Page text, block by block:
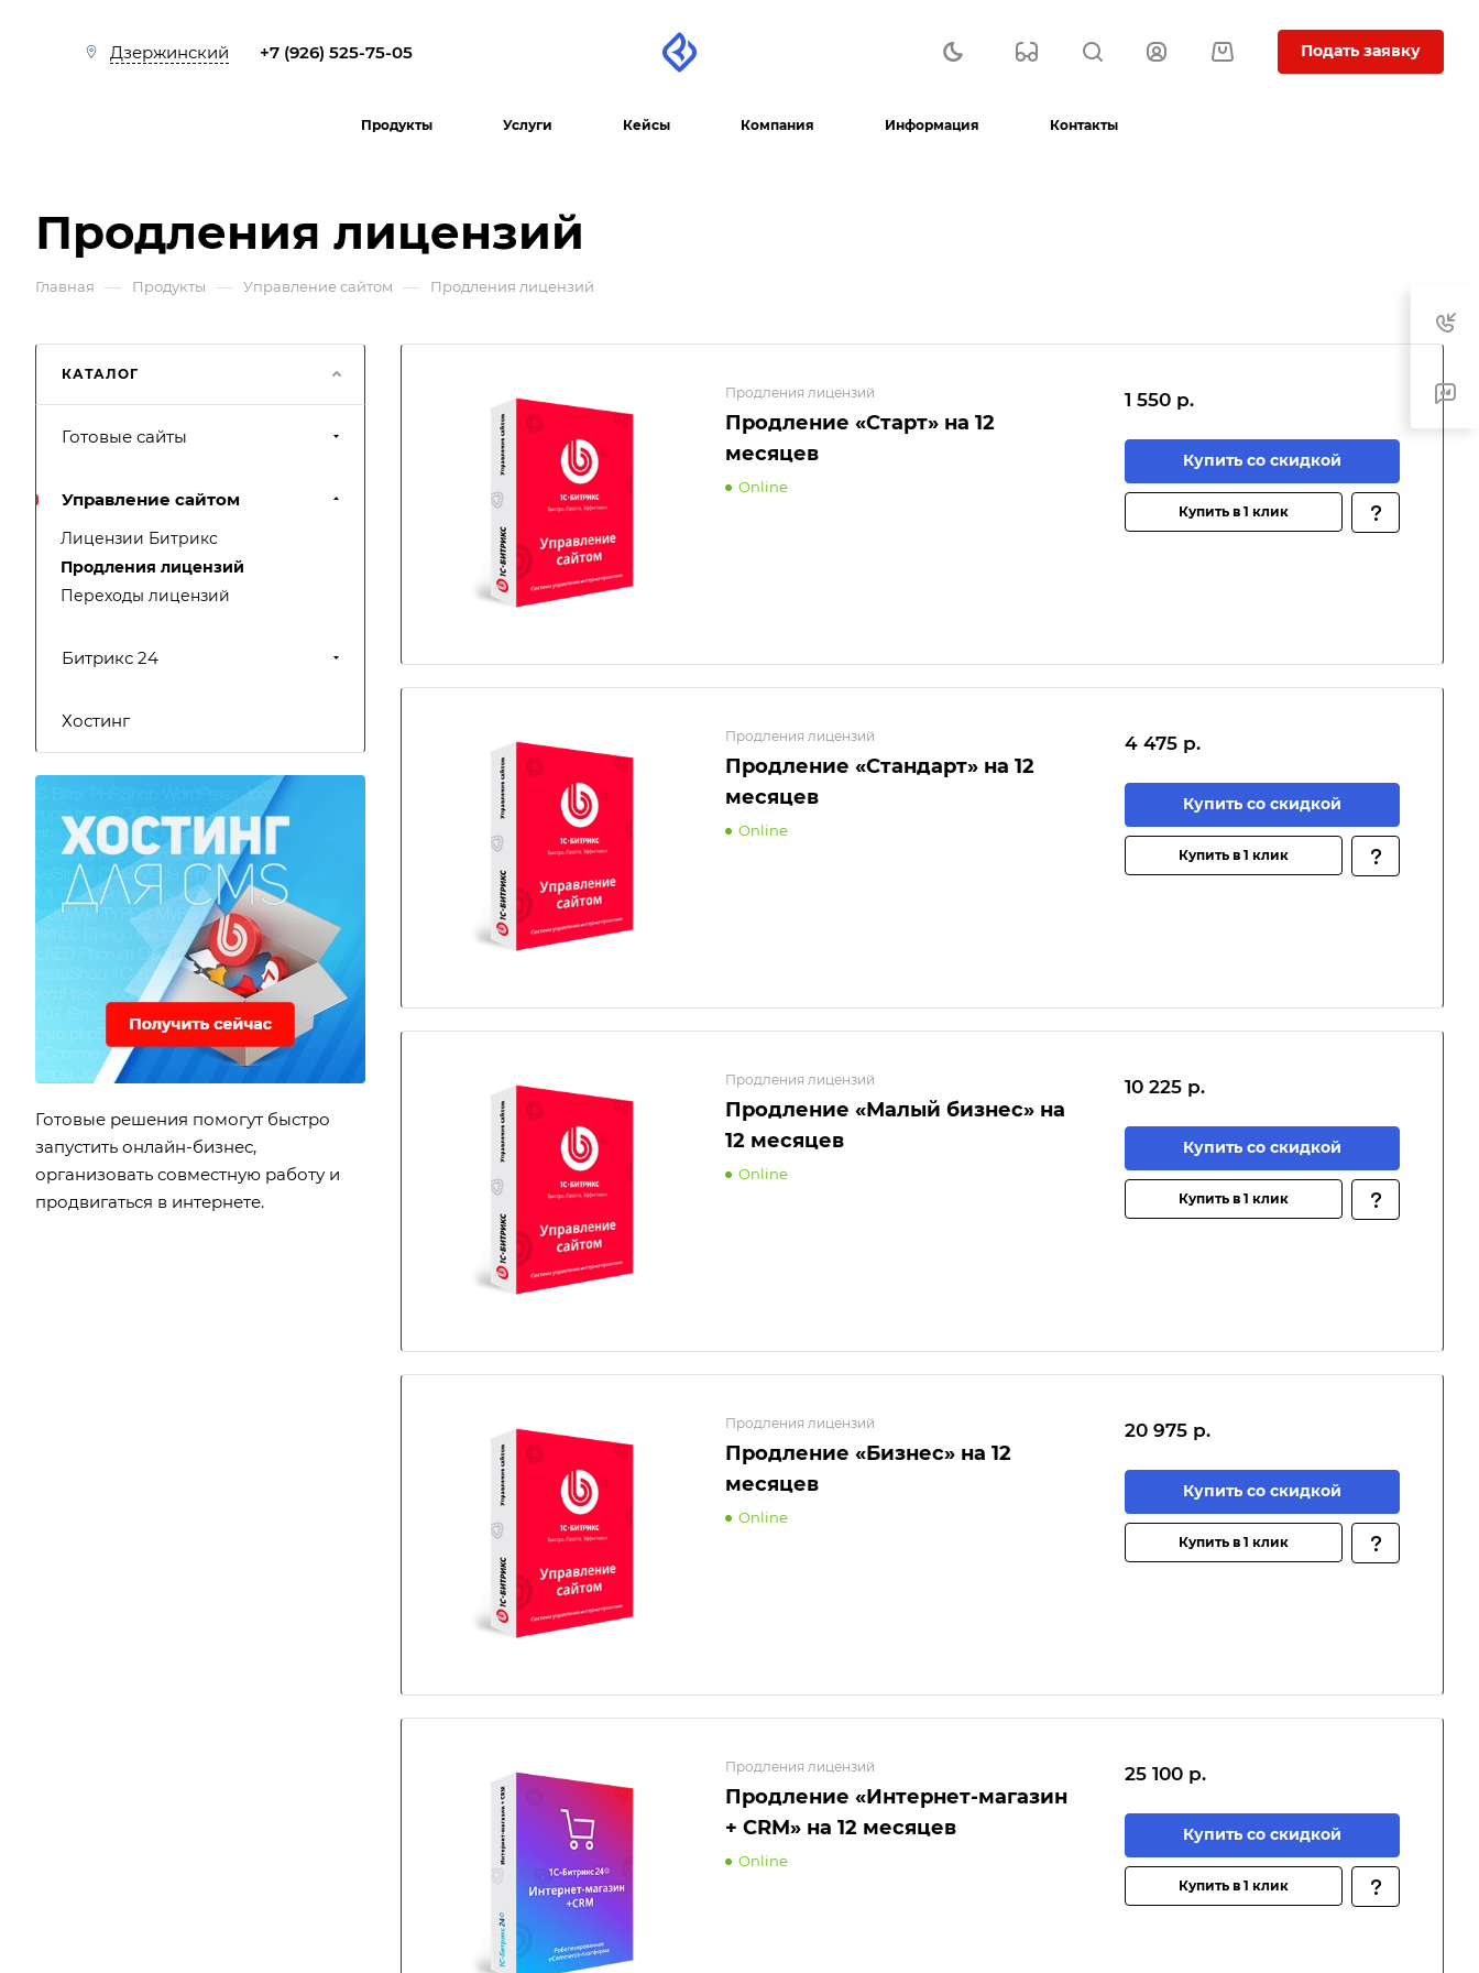
Дзержинский +7 (926) 525-75-05 Подать заявку
Продукты Услуги Кейсы Компания Информация Контакты
Продления лицензий
Главная — Продукты — Управление сайтом — Продления лицензий
Продления лицензий
Продление «Старт» на 12
месяцев
Online
1 550 р.
Купить со скидкой
Купить в 1 клик
Продления лицензий
Продление «Стандарт» на 12
месяцев
Online
4 475 р.
Купить со скидкой
Купить в 1 клик
Продления лицензий
Продление «Малый бизнес» на
12 месяцев
Online
10 225 р.
Купить со скидкой
Купить в 1 клик
Продления лицензий
Продление «Бизнес» на 12
месяцев
Online
20 975 р.
Купить со скидкой
Купить в 1 клик
Продления лицензий
Продление «Интернет-магазин
+ CRM» на 12 месяцев
Online
25 100 р.
Купить со скидкой
Купить в 1 клик
КАТАЛОГ
Готовые сайты
Управление сайтом
Лицензии Битрикс
Продления лицензий
Переходы лицензий
Битрикс 24
Хостинг
Готовые решения помогут быстро
запустить онлайн-бизнес,
организовать совместную работу и
продвигаться в интернете.